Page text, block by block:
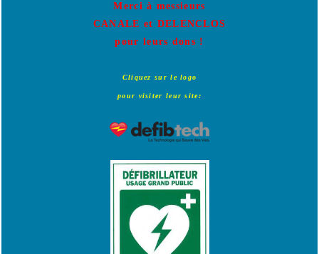
Merci à messieurs
CANALE et DELENCLOS
pour leurs dons !
Cliquez sur le logo
pour visiter leur site: